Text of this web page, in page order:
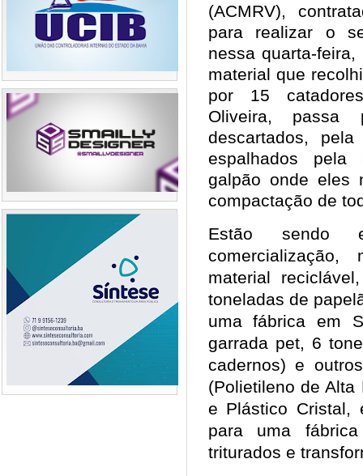
(ACMRV),
para realizar o
nessa quarta-
material que
por 15
Oliveira, passa
descartados,
espalhados pela
galpão onde eles
compactação de
Estão sendo
material
toneladas de
uma fábrica em
garrada pet, 6
cadernos) e
(Polietileno de Alta
e Plástico Cristal,
para uma
triturados e